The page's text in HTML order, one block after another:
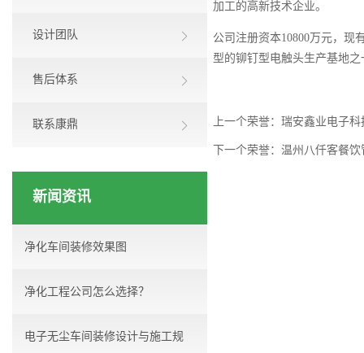
设计团队
售后体系
联系康鼎
新闻资讯
净化车间装修效果图
净化工程公司怎么选择？
电子无尘车间装修设计与施工规
加工的高新技术企业。
公司注册资本10800万元，现
型的铆钉型电触头生产基地之
上一个荣誉： 瑞安鑫业电子科
下一个荣誉： 温州八仟客餐